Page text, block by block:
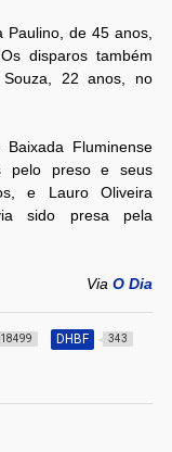
Paulino, de 45 anos,
disparos também
Souza, 22 anos, no
Fluminense
pelo preso e seus
e Lauro Oliveira
sido presa pela
ViaO Dia
18499 DHBF 343